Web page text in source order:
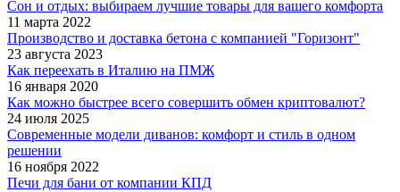
Сон и отдых: выбираем лучшие товары для вашего комфорта
11 марта 2022
Производство и доставка бетона с компанией "Горизонт"
23 августа 2023
Как переехать в Италию на ПМЖ
16 января 2020
Как можно быстрее всего совершить обмен криптовалют?
24 июля 2025
Современные модели диванов: комфорт и стиль в одном
решении
16 ноября 2022
Печи для бани от компании КПД